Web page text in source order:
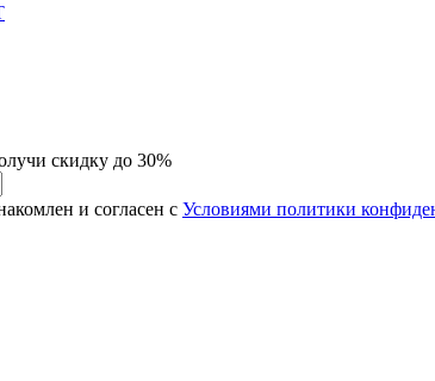
скидку до 30%
и согласен с Условиями политики